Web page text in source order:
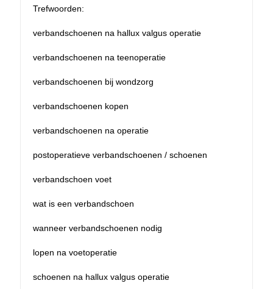
Trefwoorden:
verbandschoenen na hallux valgus operatie
verbandschoenen na teenoperatie
verbandschoenen bij wondzorg
verbandschoenen kopen
verbandschoenen na operatie
postoperatieve verbandschoenen / schoenen
verbandschoen voet
wat is een verbandschoen
wanneer verbandschoenen nodig
lopen na voetoperatie
schoenen na hallux valgus operatie